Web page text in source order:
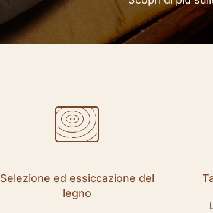
Selezione ed essiccazione del
legno